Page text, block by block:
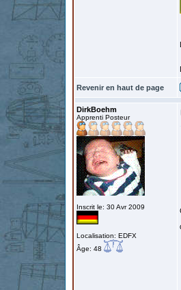
Revenir en haut de page
DirkBoehm
Apprenti Posteur
Inscrit le: 30 Avr 2009
Localisation: EDFX
Âge: 48